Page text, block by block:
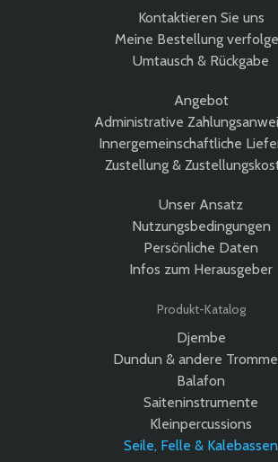
Kontaktieren Sie uns
Meine Bestellung
Umtausch & Rückgabe
Angebot
Administrative
Innergemeinschaftliche
Zustellung &
Unser Ansatz
Nutzungsbedingungen
Persönliche Daten
Infos zum Herausgeber
Produkt-Katalog
Djembe
Dundun & andere
Balafon
Saiteninstrumente
Kleinpercussions
Seile, Felle & Kalebassen